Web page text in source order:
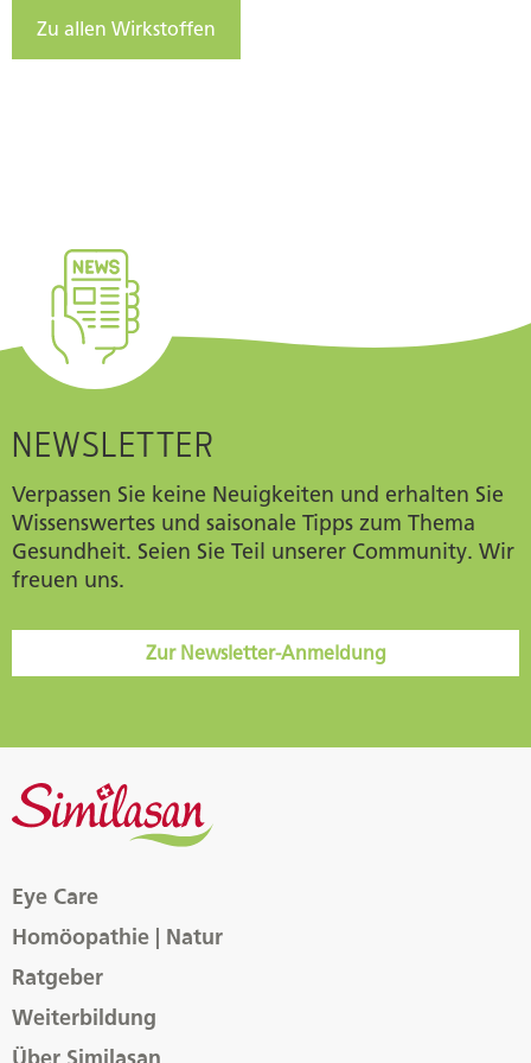
Zu allen Wirkstoffen
NEWSLETTER
Verpassen Sie keine Neuigkeiten und erhalten Sie
Wissenswertes und saisonale Tipps zum Thema
Gesundheit. Seien Sie Teil unserer Community. Wir
freuen uns.
Zur Newsletter-Anmeldung
Eye Care
Homöopathie | Natur
Ratgeber
Weiterbildung